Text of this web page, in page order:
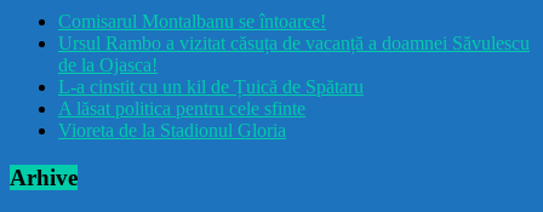
Comisarul Montalbanu se întoarce!
Ursul Rambo a vizitat căsuța de vacanță a doamnei Săvulescu
de la Ojasca!
L-a cinstit cu un kil de Țuică de Spătaru
A lăsat politica pentru cele sfinte
Vioreta de la Stadionul Gloria
Arhive